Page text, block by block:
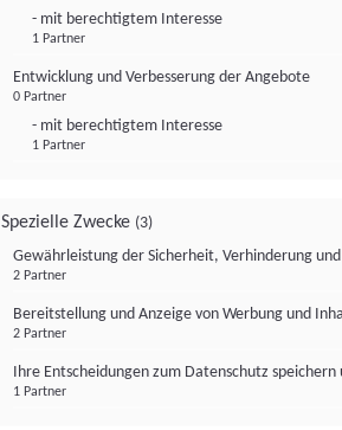
- mit berechtigtem Interesse
1 Partner
Entwicklung und Verbesserung der Angebote
0 Partner
- mit berechtigtem Interesse
1 Partner
Spezielle Zwecke (3)
Gewährleistung der Sicherheit, Verhinderung
2 Partner
Bereitstellung und Anzeige von Werbung und
2 Partner
Ihre Entscheidungen zum Datenschutz
1 Partner